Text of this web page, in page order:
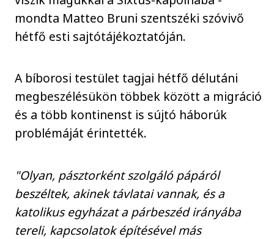
mondta Matteo Bruni szentszéki szóvivő
hétfő esti sajtótájékoztatóján.
A bíborosi testület tagjai hétfő délutáni
megbeszélésükön többek között a migráció
és a több kontinenst is sújtó háborúk
problémáját érintették.
"Olyan, pásztorként szolgáló pápáról
beszéltek, akinek távlatai vannak, és a
katolikus egyházat a párbeszéd irányába
tereli, kapcsolatok építésével más